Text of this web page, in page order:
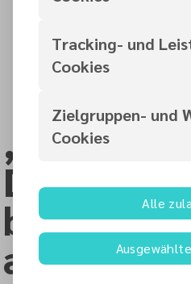
Birgit, 29 Jahre alt,
„Gott hat
Dinge viel
besser im
als ich.“
Tracking- und
Cookies
Zielgruppen- und
Cookies
Alle